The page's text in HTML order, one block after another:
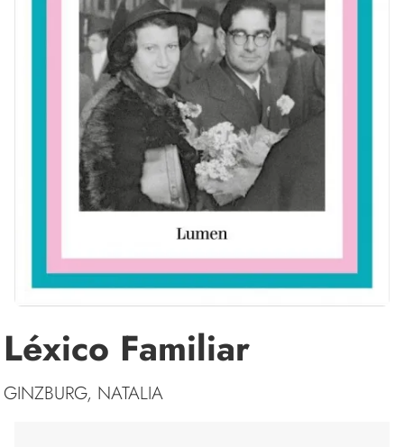
Léxico Familiar
GINZBURG, NATALIA